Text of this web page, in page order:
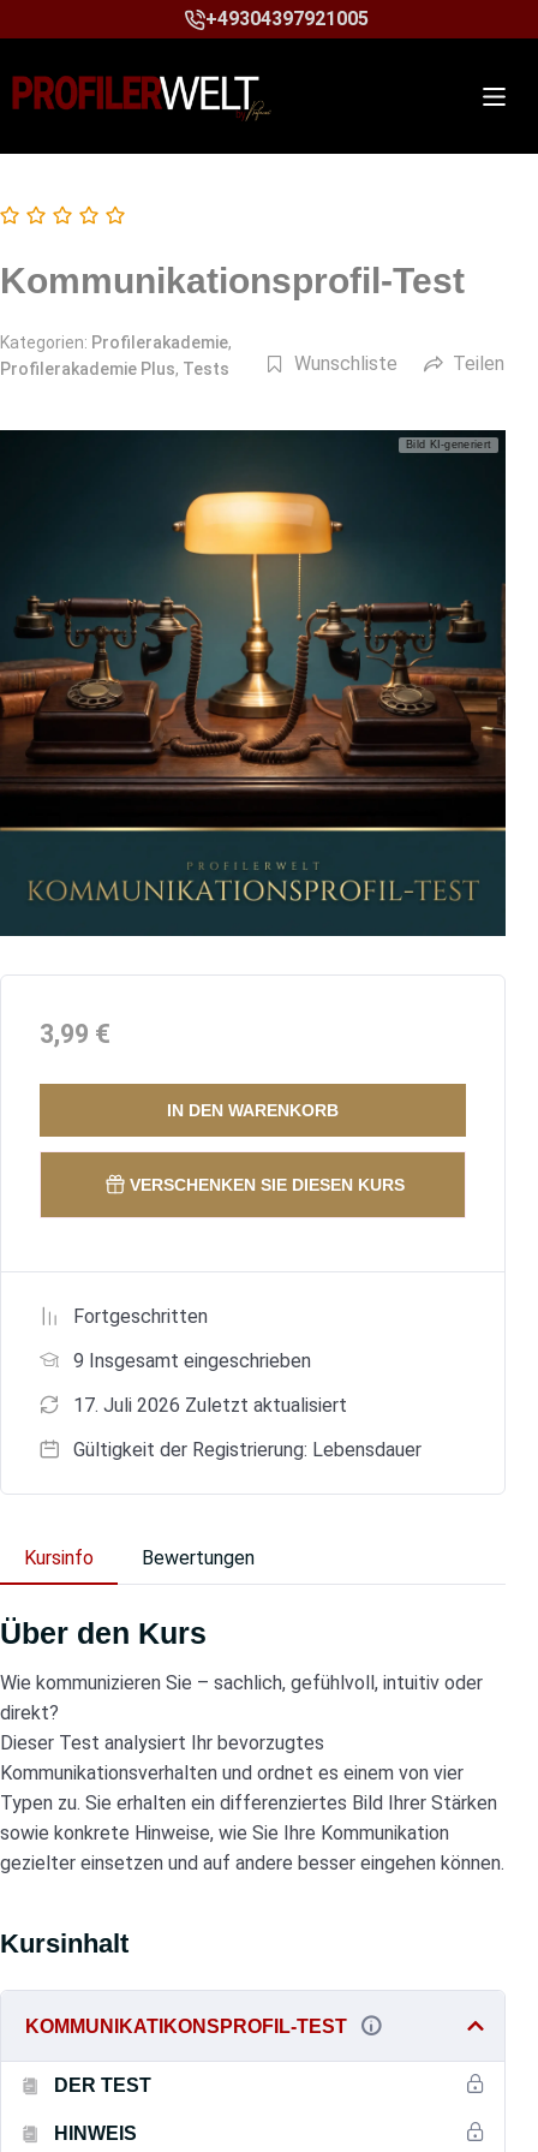
+49304397921005
Kommunikationsprofil-Test
Kategorien: Profilerakademie,
Profilerakademie Plus, Tests Wunschliste Teilen
Bild KI-generiert
3,99 €
IN DEN WARENKORB
VERSCHENKEN SIE DIESEN KURS
Fortgeschritten
9 Insgesamt eingeschrieben
17. Juli 2026 Zuletzt aktualisiert
Gültigkeit der Registrierung: Lebensdauer
Kursinfo Bewertungen
Über den Kurs
Wie kommunizieren Sie – sachlich, gefühlvoll, intuitiv oder
direkt?
Dieser Test analysiert Ihr bevorzugtes
Kommunikationsverhalten und ordnet es einem von vier
Typen zu. Sie erhalten ein differenziertes Bild Ihrer Stärken
sowie konkrete Hinweise, wie Sie Ihre Kommunikation
gezielter einsetzen und auf andere besser eingehen können.
Kursinhalt
KOMMUNIKATIKONSPROFIL-TEST
DER TEST
HINWEIS